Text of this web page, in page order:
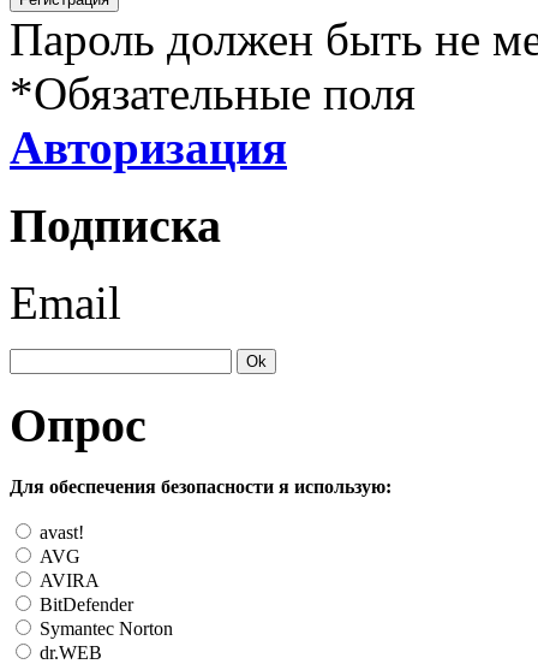
Пароль должен быть не
*Обязательные поля
Авторизация
Подписка
Email
Опрос
Для обеспечения безопасности я использую:
avast!
AVG
AVIRA
BitDefender
Symantec Norton
dr.WEB